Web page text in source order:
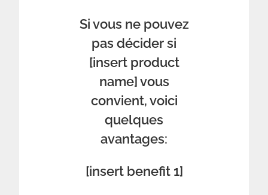
Si vous ne pouvez
pas décider si
[insert product
name] vous
convient, voici
quelques
avantages:
[insert benefit 1]